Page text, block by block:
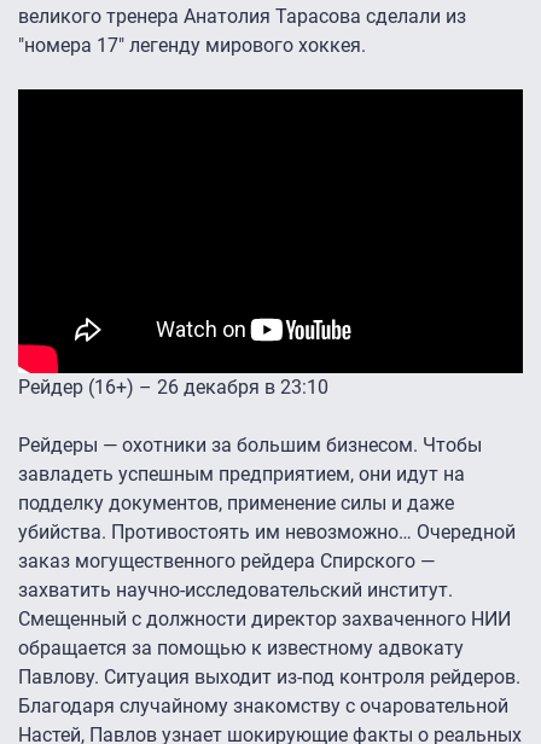
великого тренера Анатолия Тарасова сделали из
"номера 17" легенду мирового хоккея.
Рейдер (16+) – 26 декабря в 23:10
Рейдеры — охотники за большим бизнесом. Чтобы
завладеть успешным предприятием, они идут на
подделку документов, применение силы и даже
убийства. Противостоять им невозможно… Очередной
заказ могущественного рейдера Спирского —
захватить научно-исследовательский институт.
Смещенный с должности директор захваченного НИИ
обращается за помощью к известному адвокату
Павлову. Ситуация выходит из-под контроля рейдеров.
Благодаря случайному знакомству с очаровательной
Настей, Павлов узнает шокирующие факты о реальных